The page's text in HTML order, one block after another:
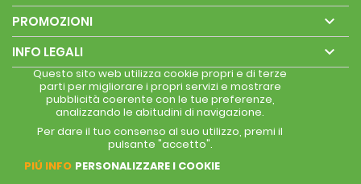
PROMOZIONI 
INFO LEGALI 
Questo sito web utilizza cookie propri e di terze
parti per migliorare i propri servizi e mostrare
pubblicità coerente con le tue preferenze,
analizzando le abitudini di navigazione.
Per dare il tuo consenso al suo utilizzo, premi il
pulsante "accetto".
PIÚ INFO PERSONALIZZARE I COOKIE